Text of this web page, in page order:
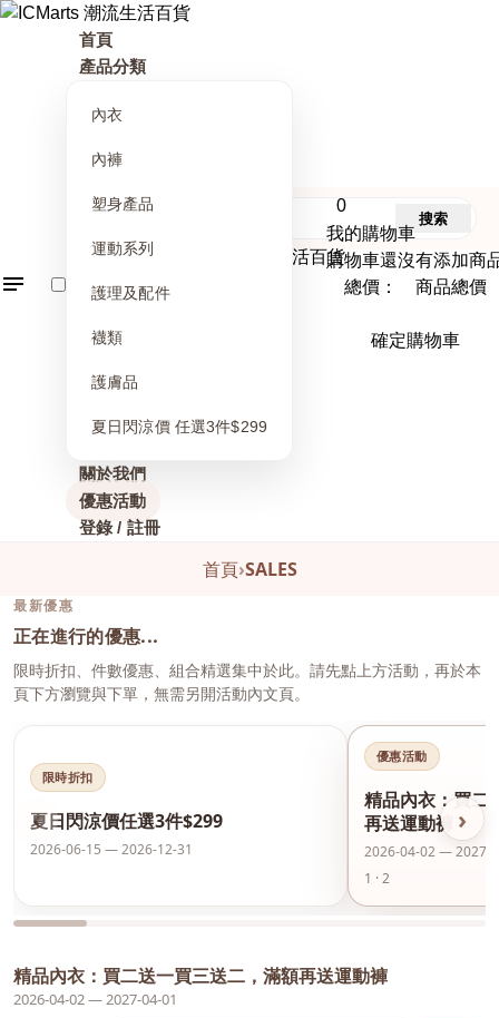
首頁
產品分類
內衣
內褲
塑身產品
運動系列
護理及配件
襪類
護膚品
夏日閃涼價 任選3件$299
關於我們
優惠活動
登錄 / 註冊
0
我的購物車
購物車還沒有添加商
總價： 商品總價
確定購物車
搜索
首頁›SALES
最新優惠
正在進行的優惠...
限時折扣、件數優惠、組合精選集中於此。請先點上方活動，再於本
頁下方瀏覽與下單，無需另開活動內文頁。
‹ ›
限時折扣
夏日閃涼價任選3件$299
2026-06-15 — 2026-12-31
優惠活動
精品內衣：買二
再送運動褲
2026-04-02 — 2027-
1 · 2
精品內衣：買二送一買三送二，滿額再送運動褲
2026-04-02 — 2027-04-01